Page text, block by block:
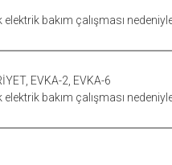
bakım çalışması
EVKA-2, EVKA-6
bakım çalışması